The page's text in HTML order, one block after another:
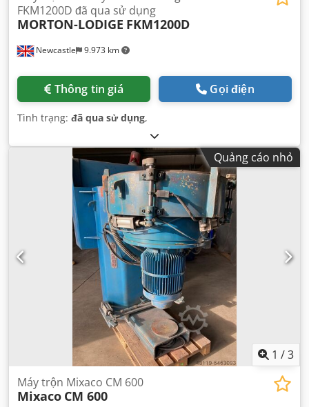
Newcastle 9.973 km
FKM1200D đã qua sử dụng
MORTON-LODIGE FKM1200D
Thông tin giá Gọi điện
Tình trạng: đã qua sử dụng,
Quảng cáo nhỏ
1 /3
Máy trộn Mixaco CM 600
Mixaco CM 600